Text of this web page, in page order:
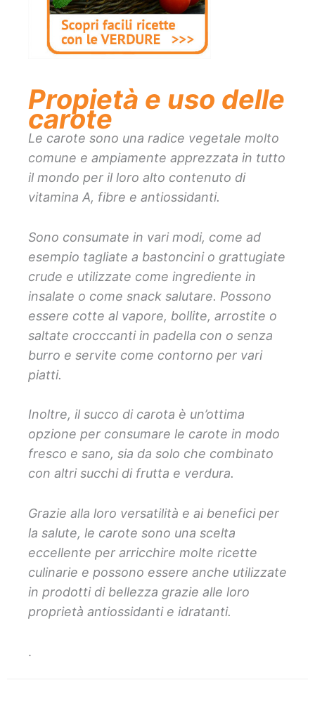
Propietà e uso delle
carote
Le carote sono una radice vegetale molto
comune e ampiamente apprezzata in tutto
il mondo per il loro alto contenuto di
vitamina A, fibre e antiossidanti.
Sono consumate in vari modi, come ad
esempio tagliate a bastoncini o grattugiate
crude e utilizzate come ingrediente in
insalate o come snack salutare. Possono
essere cotte al vapore, bollite, arrostite o
saltate crocccanti in padella con o senza
burro e servite come contorno per vari
piatti.
Inoltre, il succo di carota è un’ottima
opzione per consumare le carote in modo
fresco e sano, sia da solo che combinato
con altri succhi di frutta e verdura.
Grazie alla loro versatilità e ai benefici per
la salute, le carote sono una scelta
eccellente per arricchire molte ricette
culinarie e possono essere anche utilizzate
in prodotti di bellezza grazie alle loro
proprietà antiossidanti e idratanti.
.